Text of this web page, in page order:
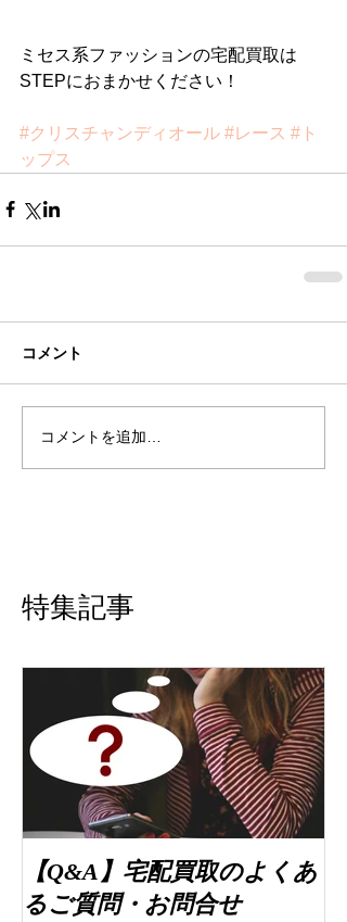
ミセス系ファッションの宅配買取は
STEPにおまかせください！
#クリスチャンディオール #レース #ト
ップス
コメント
コメントを追加…
特集記事
【Q&A】宅配買取のよくあ
るご質問・お問合せ